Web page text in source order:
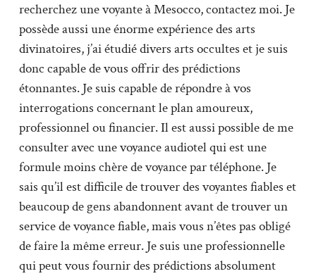
recherchez une voyante à Mesocco, contactez moi. Je
possède aussi une énorme expérience des arts
divinatoires, j’ai étudié divers arts occultes et je suis
donc capable de vous offrir des prédictions
étonnantes. Je suis capable de répondre à vos
interrogations concernant le plan amoureux,
professionnel ou financier. Il est aussi possible de me
consulter avec une voyance audiotel qui est une
formule moins chère de voyance par téléphone. Je
sais qu’il est difficile de trouver des voyantes fiables et
beaucoup de gens abandonnent avant de trouver un
service de voyance fiable, mais vous n’êtes pas obligé
de faire la même erreur. Je suis une professionnelle
qui peut vous fournir des prédictions absolument